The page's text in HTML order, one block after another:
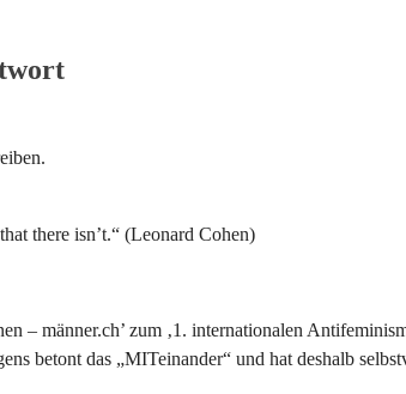
there isn’t.“ (Leonard Cohen)
männer.ch’ zum ‚1. internationalen
betont das „MITeinander“ und hat deshalb